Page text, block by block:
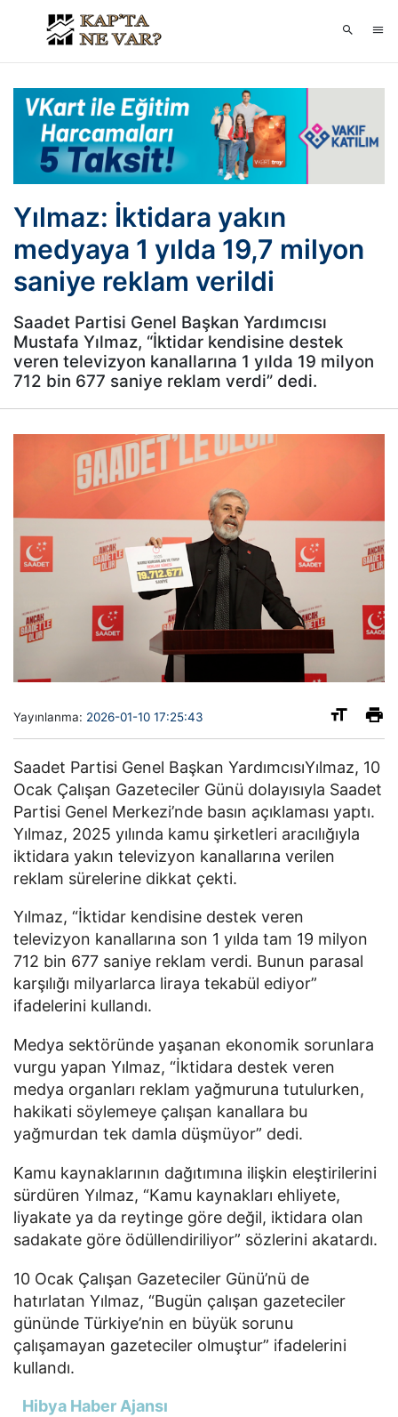
Yılmaz: İktidara yakın
medyaya 1 yılda 19,7 milyon
saniye reklam verildi
Saadet Partisi Genel Başkan Yardımcısı
Mustafa Yılmaz, “İktidar kendisine destek
veren televizyon kanallarına 1 yılda 19 milyon
712 bin 677 saniye reklam verdi” dedi.
Yayınlanma: 2026-01-10 17:25:43
Saadet Partisi Genel Başkan YardımcısıYılmaz, 10
Ocak Çalışan Gazeteciler Günü dolayısıyla Saadet
Partisi Genel Merkezi’nde basın açıklaması yaptı.
Yılmaz, 2025 yılında kamu şirketleri aracılığıyla
iktidara yakın televizyon kanallarına verilen
reklam sürelerine dikkat çekti.
Yılmaz, “İktidar kendisine destek veren
televizyon kanallarına son 1 yılda tam 19 milyon
712 bin 677 saniye reklam verdi. Bunun parasal
karşılığı milyarlarca liraya tekabül ediyor”
ifadelerini kullandı.
Medya sektöründe yaşanan ekonomik sorunlara
vurgu yapan Yılmaz, “İktidara destek veren
medya organları reklam yağmuruna tutulurken,
hakikati söylemeye çalışan kanallara bu
yağmurdan tek damla düşmüyor” dedi.
Kamu kaynaklarının dağıtımına ilişkin eleştirilerini
sürdüren Yılmaz, “Kamu kaynakları ehliyete,
liyakate ya da reytinge göre değil, iktidara olan
sadakate göre ödüllendiriliyor” sözlerini akatardı.
10 Ocak Çalışan Gazeteciler Günü’nü de
hatırlatan Yılmaz, “Bugün çalışan gazeteciler
gününde Türkiye’nin en büyük sorunu
çalışamayan gazeteciler olmuştur” ifadelerini
kullandı.
Hibya Haber Ajansı